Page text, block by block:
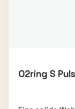
O2ring S